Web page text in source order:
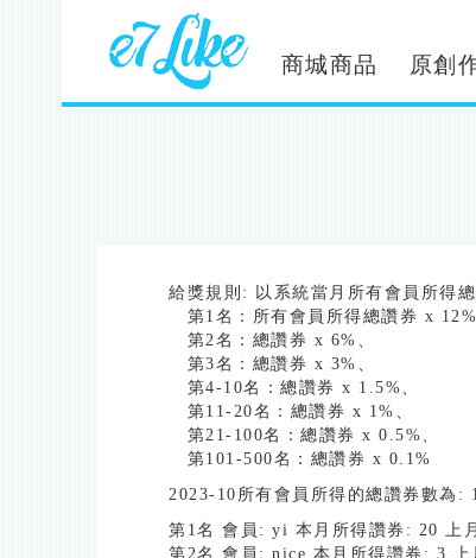
商城商品 原創
給獎規則: 以系統當月所有會員所得
第1名：所有會員所得總讚券 x 12%
第2名：總讚券 x 6%、
第3名：總讚券 x 3%、
第4-10名：總讚券 x 1.5%、
第11-20名：總讚券 x 1%、
第21-100名：總讚券 x 0.5%、
第101-500名：總讚券 x 0.1%
2023-10所有會員所得的總讚券數為:
第1名 會員: yi 本月所得讚券: 20 上
第2名 會員: nice 本月所得讚券: 3 上